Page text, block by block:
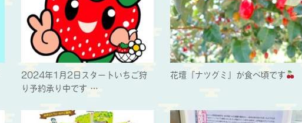
2024年1月2日スタートいちご狩
り予約承り中です…
花壇『ナツグミ』が食べ頃です